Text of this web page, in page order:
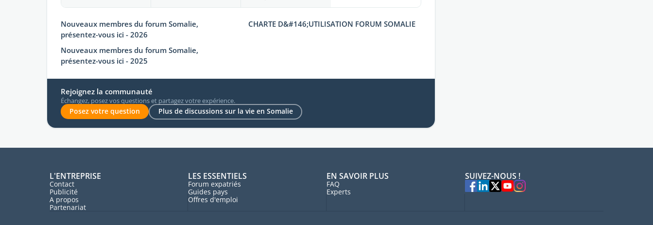
Nouveaux membres du forum Somalie,
présentez-vous ici - 2026
Nouveaux membres du forum Somalie,
présentez-vous ici - 2025
CHARTE D&#146;UTILISATION FORUM SOMALIE
Rejoignez la communauté
Échangez, posez vos questions et partagez votre expérience.
Posez votre question
Plus de discussions sur la vie en Somalie
L'ENTREPRISE
Contact
Publicité
A propos
Partenariat
LES ESSENTIELS
Forum expatriés
Guides pays
Offres d'emploi
EN SAVOIR PLUS
FAQ
Experts
SUIVEZ-NOUS !